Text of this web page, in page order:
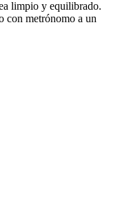
limpio y equilibrado.
con metrónomo a un